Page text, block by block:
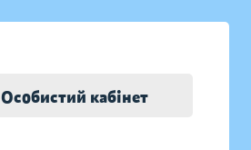
Особистий кабінет